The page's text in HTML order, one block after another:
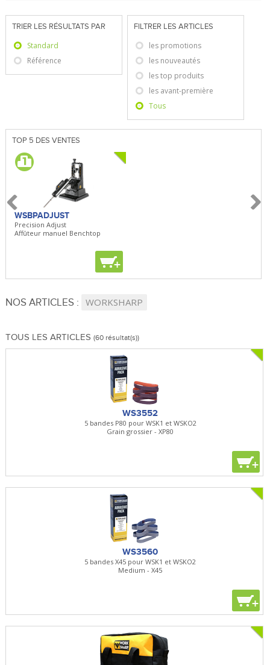
TRIER LES RÉSULTATS PAR
Standard
Référence
FILTRER LES ARTICLES
les promotions
les nouveautés
les top produits
les avant-première
Tous
TOP 5 DES VENTES
WSBPADJUST
Precision Adjust
Affûteur manuel Benchtop
+
NOS ARTICLES : WORKSHARP
TOUS LES ARTICLES (60 résultat(s))
WS3552
5 bandes P80 pour WSK1 et WSKO2
Grain grossier - XP80
+
WS3560
5 bandes X45 pour WSK1 et WSKO2
Medium - X45
+